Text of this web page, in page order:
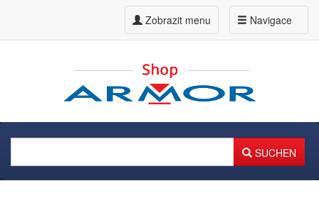
Navigace
Zobrazit menu
SUCHEN